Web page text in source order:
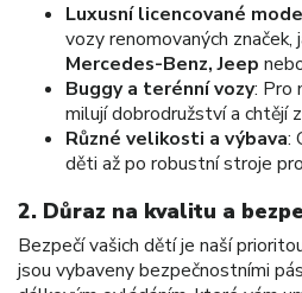
Luxusní licencované
vozy renomovaných značek,
Mercedes-Benz, Jeep
Buggy a terénní vozy: Pro
milují dobrodružství a chtějí
Různé velikosti a výbava:
děti až po robustní stroje
2. Důraz na kvalitu a
Bezpečí vašich dětí je naší
jsou vybaveny bezpečnostními